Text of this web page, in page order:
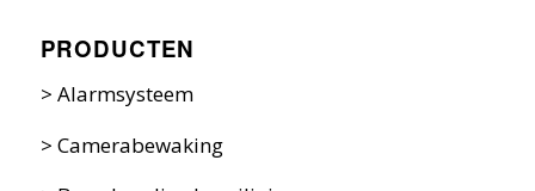
PRODUCTEN
> Alarmsysteem
> Camerabewaking